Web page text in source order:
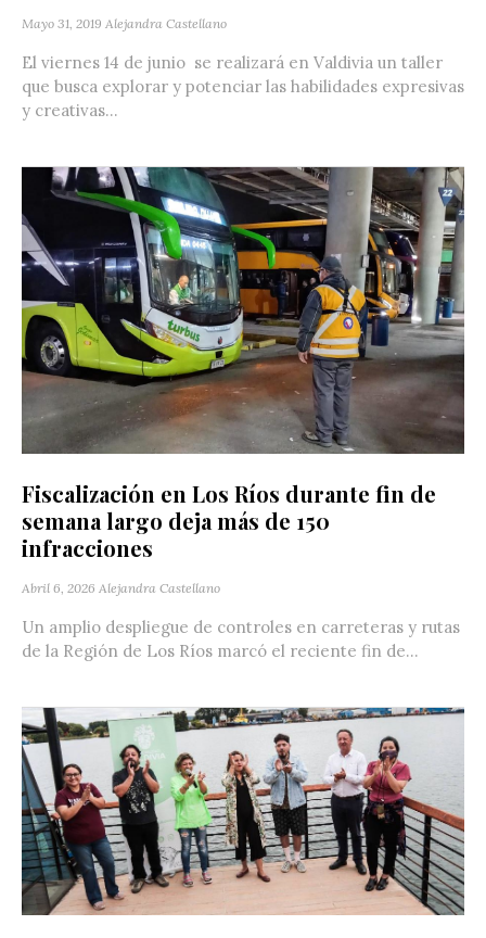
Mayo 31, 2019 Alejandra Castellano
El viernes 14 de junio se realizará en Valdivia un taller
que busca explorar y potenciar las habilidades expresivas
y creativas...
Fiscalización en Los Ríos durante fin de
semana largo deja más de 150
infracciones
Abril 6, 2026 Alejandra Castellano
Un amplio despliegue de controles en carreteras y rutas
de la Región de Los Ríos marcó el reciente fin de...